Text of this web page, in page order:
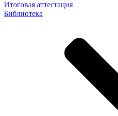
Итоговая аттестация
Библиотека